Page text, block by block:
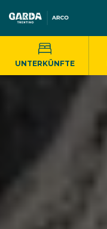
UNTERKÜNFTE